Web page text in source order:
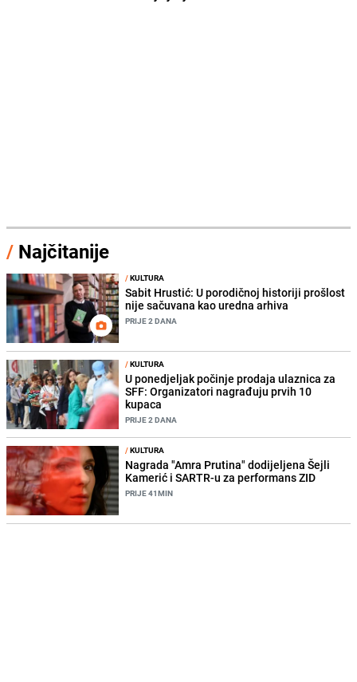
/ Najčitanije
/KULTURA
Sabit Hrustić: U porodičnoj historiji prošlost
nije sačuvana kao uredna arhiva
PRIJE 2 DANA
/KULTURA
U ponedjeljak počinje prodaja ulaznica za
SFF: Organizatori nagrađuju prvih 10
kupaca
PRIJE 2 DANA
/KULTURA
Nagrada "Amra Prutina" dodijeljena Šejli
Kamerić i SARTR-u za performans ZID
PRIJE 41MIN